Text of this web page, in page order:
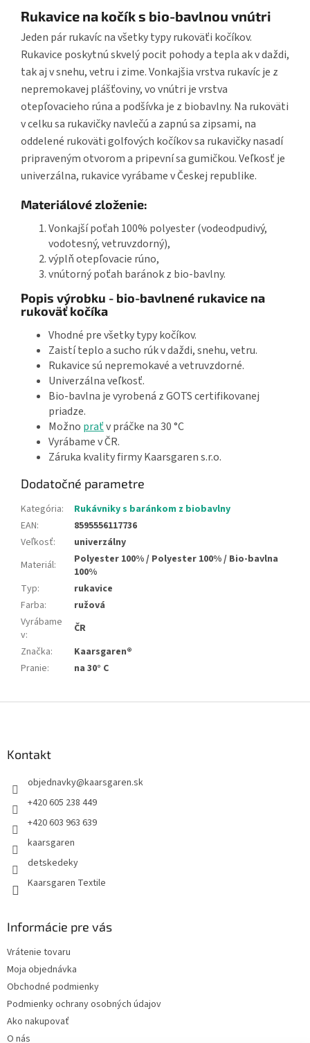
Rukavice na kočík s bio-bavlnou vnútri
Jeden pár rukavíc na všetky typy rukoväťi kočíkov.
Rukavice poskytnú skvelý pocit pohody a tepla ak v daždi,
tak aj v snehu, vetru i zime. Vonkajšia vrstva rukavíc je z
nepremokavej plášťoviny, vo vnútri je vrstva
otepľovacieho rúna a podšívka je z biobavlny. Na rukoväti
v celku sa rukavičky navlečú a zapnú sa zipsami, na
oddelené rukoväti golfových kočíkov sa rukavičky nasadí
pripraveným otvorom a pripevní sa gumičkou. Veľkosť je
univerzálna, rukavice vyrábame v Českej republike.
Materiálové zloženie:
Vonkajší poťah 100% polyester (vodeodpudivý,
vodotesný, vetruvzdorný),
výplň otepľovacie rúno,
vnútorný poťah baránok z bio-bavlny.
Popis výrobku - bio-bavlnené rukavice na
rukoväť kočíka
Vhodné pre všetky typy kočíkov.
Zaistí teplo a sucho rúk v daždi, snehu, vetru.
Rukavice sú nepremokavé a vetruvzdorné.
Univerzálna veľkosť.
Bio-bavlna je vyrobená z GOTS certifikovanej
priadze.
Možno praťv práčke na 30 °C
Vyrábame v ČR.
Záruka kvality firmy Kaarsgaren s.r.o.
Dodatočné parametre
Kategória:
Rukávniky s baránkom z biobavlny
EAN:
8595556117736
Veľkosť:
univerzálny
Materiál:
Polyester 100% / Polyester 100% / Bio-bavlna
100%
Typ:
rukavice
Farba:
ružová
Vyrábame
v:
ČR
Značka:
Kaarsgaren®
Pranie: na 30° C
Kontakt
objednavky@kaarsgaren.sk
+420 605 238 449
+420 603 963 639
kaarsgaren
detskedeky
Kaarsgaren Textile
Informácie pre vás
Vrátenie tovaru
Moja objednávka
Obchodné podmienky
Podmienky ochrany osobných údajov
Ako nakupovať
O nás